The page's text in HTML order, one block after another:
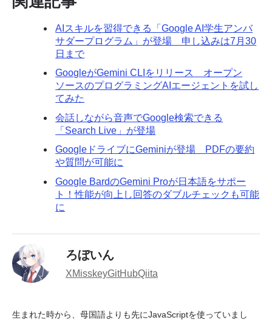
AIスキルを習得できる「Google AI学生アンバ
サダープログラム」が登場 申し込みは7月30
日まで
GoogleがGemini CLIをリリース オープン
ソースのプログラミングAIエージェントを試し
てみた
会話しながら音声でGoogle検索できる
「Search Live」が登場
GoogleドライブにGeminiが登場 PDFの要約
や質問が可能に
Google BardのGemini Proが日本語をサポー
ト！性能が向上し回答のダブルチェックも可能
に
ろぼいん
XMisskeyGitHubQiita
生まれた時から、母国語よりも先にJavaScriptを使っていまし